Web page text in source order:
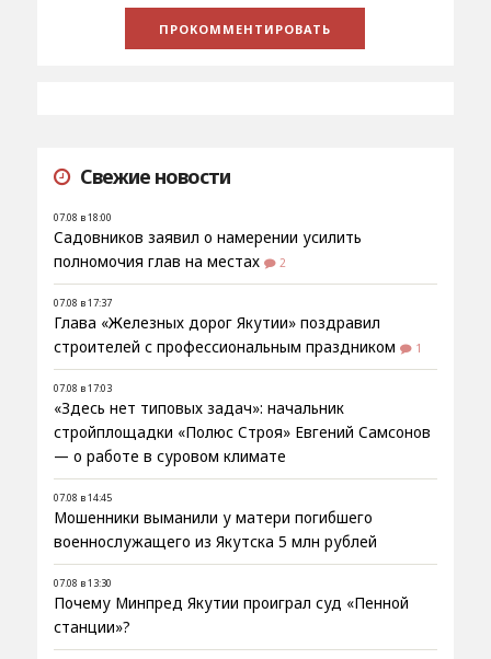
Свежие новости
07.08 в 18:00
Садовников заявил о намерении усилить
полномочия глав на местах
2
07.08 в 17:37
Глава «Железных дорог Якутии» поздравил
строителей с профессиональным праздником
1
07.08 в 17:03
«Здесь нет типовых задач»: начальник
стройплощадки «Полюс Строя» Евгений Самсонов
— о работе в суровом климате
07.08 в 14:45
Мошенники выманили у матери погибшего
военнослужащего из Якутска 5 млн рублей
07.08 в 13:30
Почему Минпред Якутии проиграл суд «Пенной
станции»?